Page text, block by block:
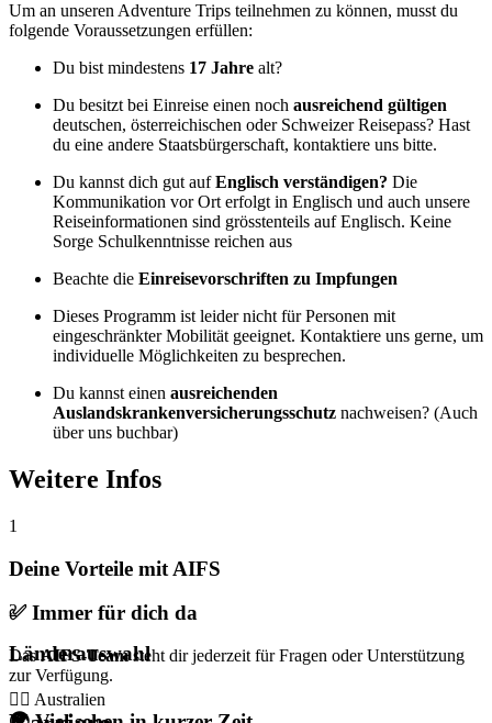
Um an unseren Adventure Trips teilnehmen zu können, musst du
folgende Voraussetzungen erfüllen:
Du bist mindestens 17 Jahre alt?
Du besitzt bei Einreise einen noch ausreichend gültigen
deutschen, österreichischen oder Schweizer Reisepass? Hast
du eine andere Staatsbürgerschaft, kontaktiere uns bitte.
Du kannst dich gut aufEnglisch verständigen? Die
Kommunikation vor Ort erfolgt in Englisch und auch unsere
Reiseinformationen sind grösstenteils auf Englisch. Keine
Sorge Schulkenntnisse reichen aus
Beachte die Einreisevorschriften zu Impfungen
Dieses Programm ist leider nicht für Personen mit
eingeschränkter Mobilität geeignet. Kontaktiere uns gerne, um
individuelle Möglichkeiten zu besprechen.
Du kannst einen ausreichenden
Auslandskrankenversicherungsschutz nachweisen? (Auch
über uns buchbar)
Weitere Infos
1
Deine Vorteile mit AIFS
✅Immer für dich da
DasAIFS-Teamsteht dir jederzeit für Fragen oder Unterstützung
zur Verfügung.
2
Länderauswahl
🏄‍♂️ Australien